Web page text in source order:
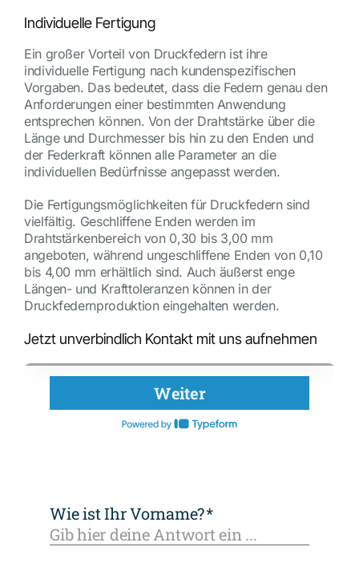
Individuelle Fertigung
Ein großer Vorteil von Druckfedern ist ihre
individuelle Fertigung nach kundenspezifischen
Vorgaben. Das bedeutet, dass die Federn genau den
Anforderungen einer bestimmten Anwendung
entsprechen können. Von der Drahtstärke über die
Länge und Durchmesser bis hin zu den Enden und
der Federkraft können alle Parameter an die
individuellen Bedürfnisse angepasst werden.
Die Fertigungsmöglichkeiten für Druckfedern sind
vielfältig. Geschliffene Enden werden im
Drahtstärkenbereich von 0,30 bis 3,00 mm
angeboten, während ungeschliffene Enden von 0,10
bis 4,00 mm erhältlich sind. Auch äußerst enge
Längen- und Krafttoleranzen können in der
Druckfedernproduktion eingehalten werden.
Jetzt unverbindlich Kontakt mit uns aufnehmen